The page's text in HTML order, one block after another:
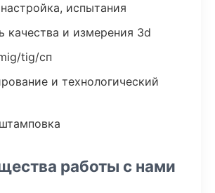
испытания
качества и измерения 3d
tig/сп
и технологический
работы с нами